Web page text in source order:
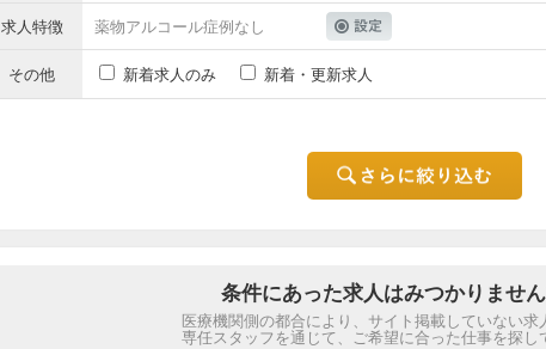
求人特徴 薬物アルコール症例なし
その他 新着求人のみ
新着・更新求人
条件にあった求人はみつかりませ
医療機関側の都合により、サイト掲載していない求
専任スタッフを通じて、ご希望に合った仕事を探し